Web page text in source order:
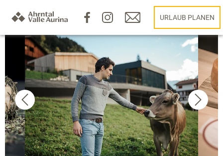
URLAUB PLANEN